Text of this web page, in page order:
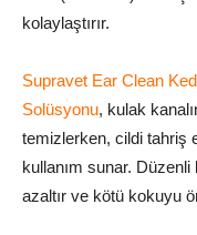
kolaylaştırır.
Supravet Ear Clean
Solüsyonu, kulak
temizlerken, cildi tahriş
kullanım sunar. Düzenli
azaltır ve kötü kokuyu